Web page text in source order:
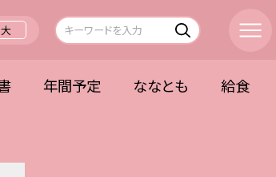
大
年間予定 ななとも 給食